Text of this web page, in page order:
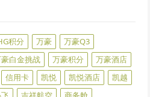
积分 万豪
万豪Q3
白金挑战 万豪积分
万豪酒店
信用卡 凯悦 凯悦酒店
凯越